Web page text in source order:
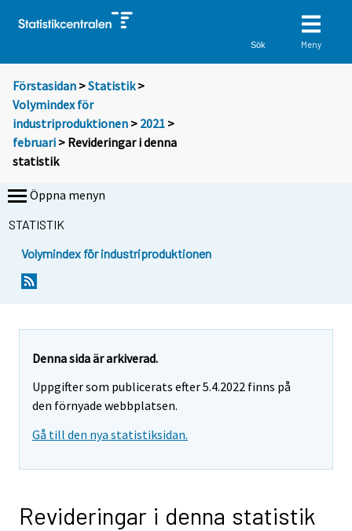
Sök Meny
Förstasidan >Statistik >
Volymindex för
industriproduktionen > 2021 >
februari > Revideringar i denna
statistik
Öppna menyn
STATISTIK
Volymindex för industriproduktionen
Denna sida är arkiverad.
Uppgifter som publicerats efter 5.4.2022 finns på
den förnyade webbplatsen.
Gå till den nya statistiksidan.
Revideringar i denna statistik